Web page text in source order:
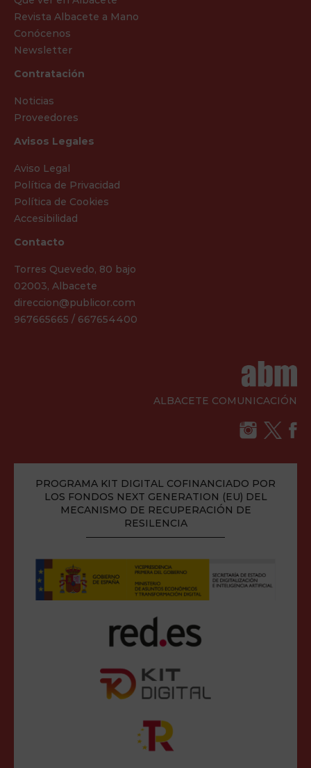
Revista Albacete a Mano
Conócenos
Newsletter
Contratación
Noticias
Proveedores
Avisos Legales
Aviso Legal
Política de Privacidad
Política de Cookies
Accesibilidad
Contacto
Torres Quevedo, 80 bajo
02003, Albacete
direccion@publicor.com
967665665 / 667654400
ALBACETE COMUNICACIÓN
PROGRAMA KIT DIGITAL COFINANCIADO POR
LOS FONDOS NEXT GENERATION (EU) DEL
MECANISMO DE RECUPERACIÓN DE
RESILENCIA